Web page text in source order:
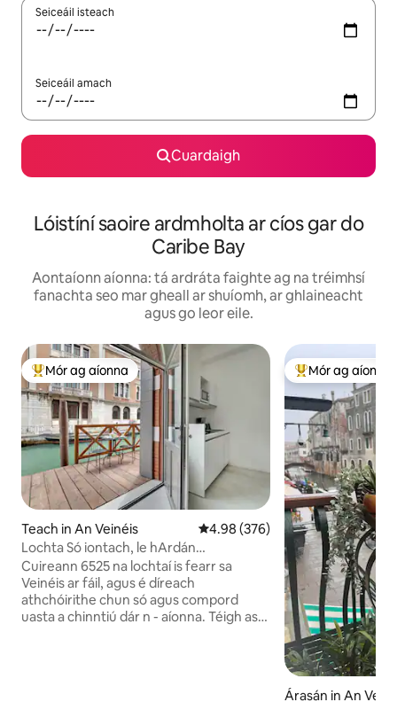
Seiceáil isteach
Seiceáil amach
Cuardaigh
Lóistíní saoire ardmholta ar cíos gar do
Caribe Bay
Aontaíonn aíonna: tá ardráta faighte ag na tréimhsí
fanachta seo mar gheall ar shuíomh, ar ghlaineacht
agus go leor eile.
An-mhór ag aíonna
Mór ag aíonna
Teach in An Veinéis Meánrátáil 4.98 as 5, 376
4.98 (376)
Lochta Só iontach, le hArdán
Príobháideach ar Chanáil
Cuireann 6525 na lochtaí is fearr sa
Veinéis ar fáil, agus é díreach
athchóirithe chun só agus compord
uasta a chinntiú dár n - aíonna. Téigh as
An-mhór ag
Mór ag aíonna
Árasán in An